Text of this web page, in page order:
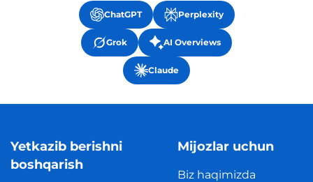
ChatGPT Perplexity
Grok AI Overviews
Claude
Yetkazib berishni
boshqarish
Mijozlar uchun
Biz haqimizda